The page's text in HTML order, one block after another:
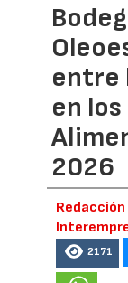
entre
en
2026
2171